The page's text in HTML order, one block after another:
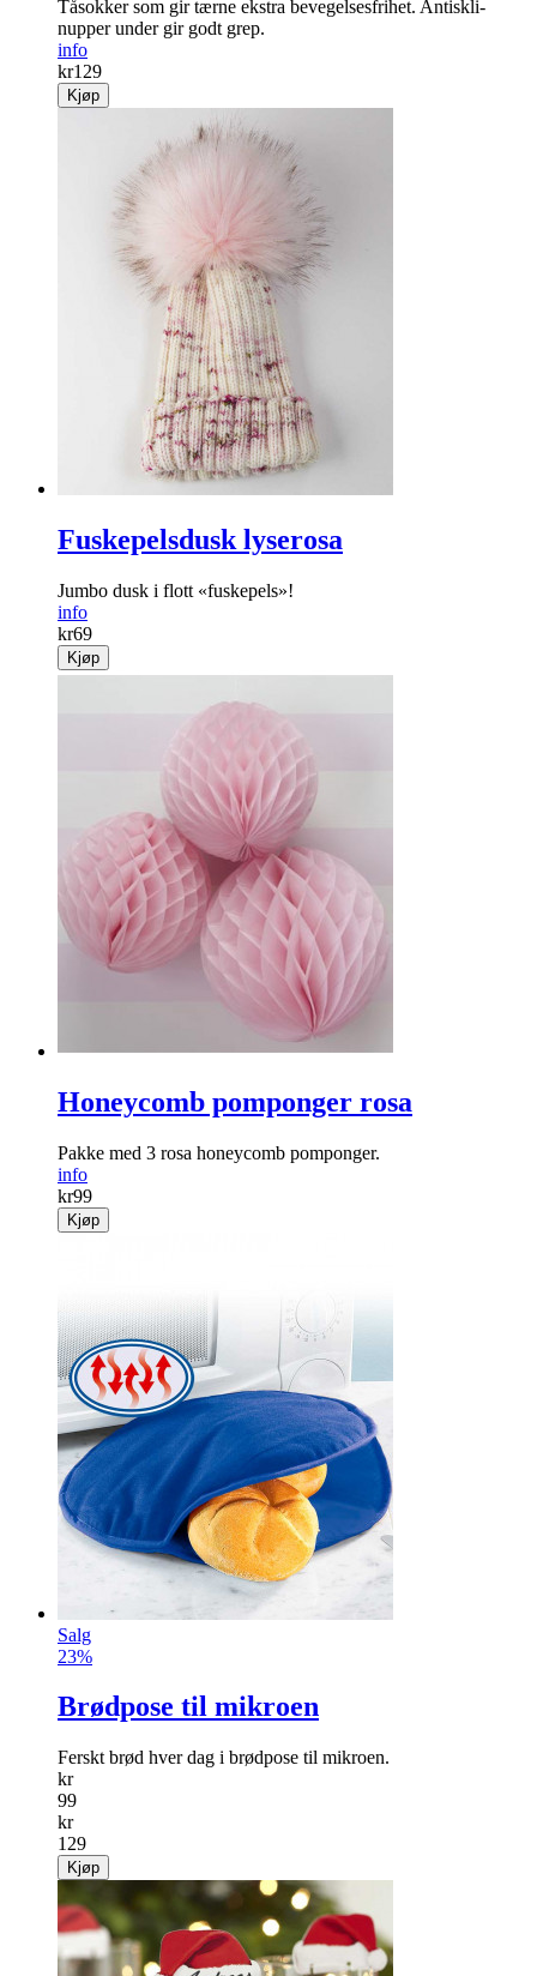
Tå­sokker som gir tærne ekstra bevegelses­frihet. Antiskli-
nupper under gir godt grep.
info
kr129
Kjøp
Fuskepelsdusk lyserosa
Jumbo dusk i flott «fuskepels»!
info
kr69
Kjøp
Honeycomb pomponger rosa
Pakke med 3 rosa honeycomb pomponger.
info
kr99
Kjøp
Salg
23%
Brødpose til mikroen
Ferskt brød hver dag i brødpose til mikroen.
kr
99
kr
129
Kjøp